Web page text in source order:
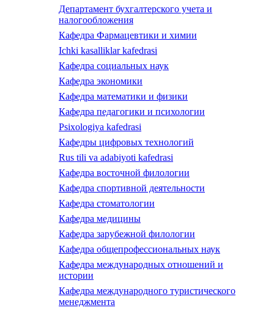
Департамент бухгалтерского учета и
налогообложения
Кафедра Фармацевтики и химии
Ichki kasalliklar kafedrasi
Кафедра социальных наук
Кафедра экономики
Кафедра математики и физики
Кафедра педагогики и психологии
Psixologiya kafedrasi
Кафедры цифровых технологий
Rus tili va adabiyoti kafedrasi
Кафедра восточной филологии
Кафедра спортивной деятельности
Кафедра стоматологии
Кафедра медицины
Кафедра зарубежной филологии
Кафедра общепрофессиональных наук
Кафедра международных отношений и
истории
Кафедра международного туристического
менеджмента